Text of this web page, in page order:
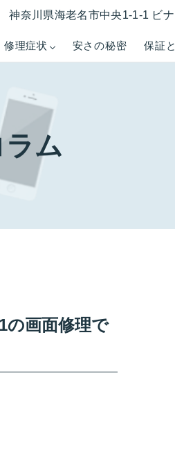
修理症状 安さの秘密 保証
奈川県海老名市中央1-1-1 ビ
ラム
の画面修理で